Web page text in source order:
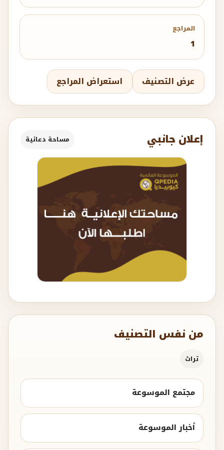
المراجع
1
عرض التصنيف استعراض المراجع
إعلان جانبي مساحة دعائية
من نفس التصنيف
تراث
مجتمع الموسوعة
أخبار الموسوعة